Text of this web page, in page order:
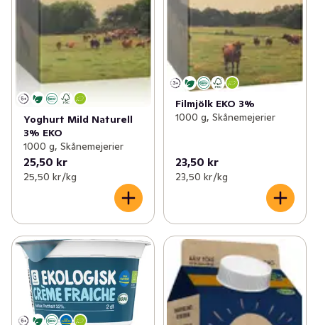
Yoghurt Mild Naturell
3% EKO
1000 g, Skånemejerier
25,50 kr
25,50 kr /kg
Filmjölk EKO 3%
1000 g, Skånemejerier
23,50 kr
23,50 kr /kg